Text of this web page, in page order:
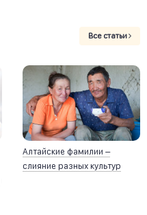
Все статьи
Алтайские фамилии –
слияние разных культур